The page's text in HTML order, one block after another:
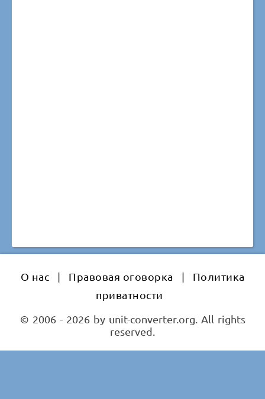
О нас | Правовая оговорка |
Политика
приватности
© 2006 - 2026 by unit-converter.org. All rights
reserved.